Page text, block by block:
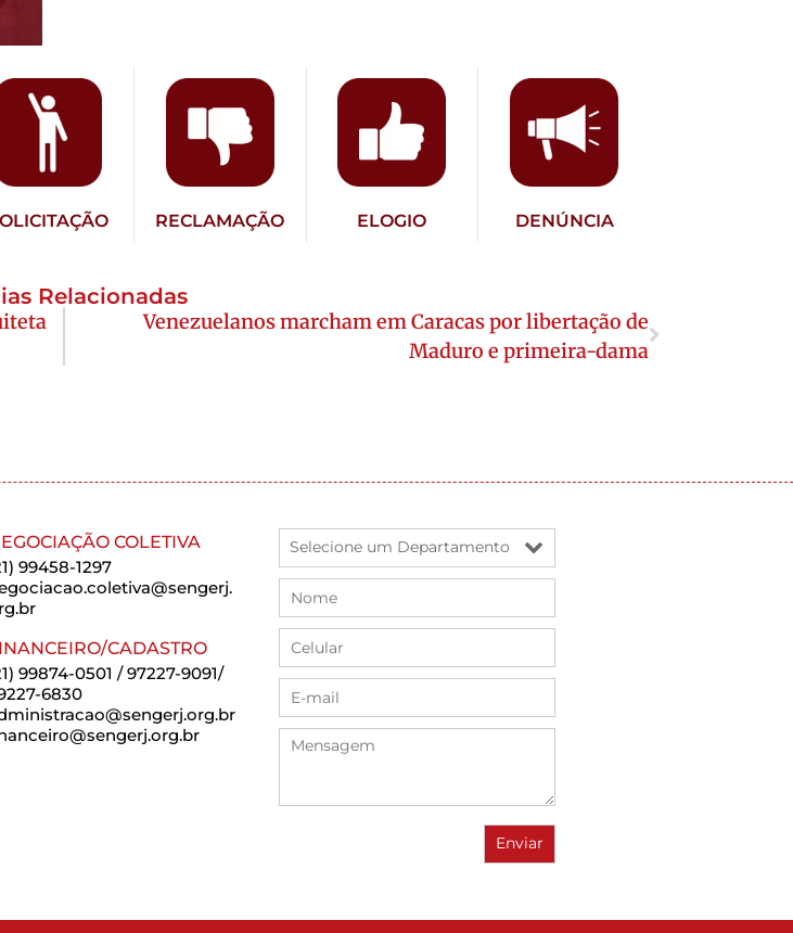
RECLAMAÇÃO ELOGIO DENÚNCIA
Relacionadas
Venezuelanos marcham em Caracas por libertação de
Maduro e primeira-dama
COLETIVA
99458-1297
CADASTRO
99874-0501 / 97227-9091/
6830